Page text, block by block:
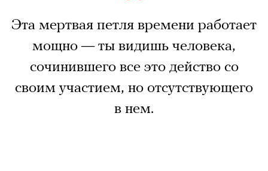
Эта мертвая петля времени работает
мощно — ты видишь человека,
сочинившего все это действо со
своим участием, но отсутствующего
в нем.